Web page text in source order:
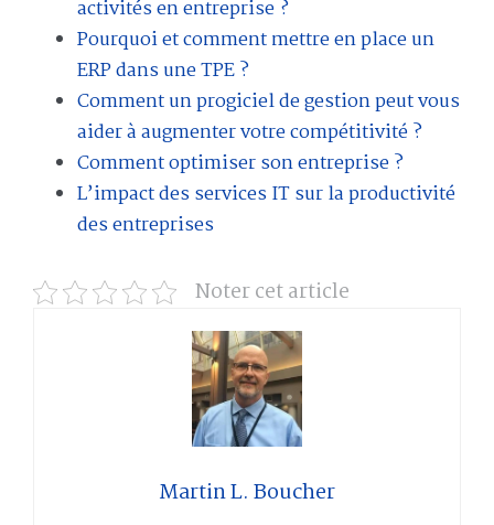
activités en entreprise ?
Pourquoi et comment mettre en place un
ERP dans une TPE ?
Comment un progiciel de gestion peut vous
aider à augmenter votre compétitivité ?
Comment optimiser son entreprise ?
L’impact des services IT sur la productivité
des entreprises
Noter cet article
Martin L. Boucher